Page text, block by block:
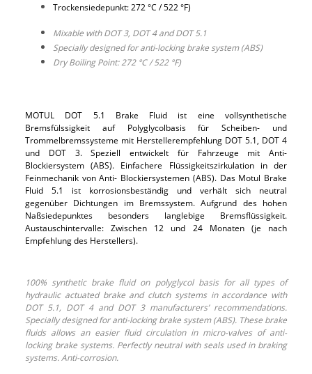
Trockensiedepunkt: 272 °C / 522 °F)
Mixable with DOT 3, DOT 4 and DOT 5.1
Specially designed for anti-locking brake system (ABS)
Dry Boiling Point: 272 °C / 522 °F)
MOTUL DOT 5.1 Brake Fluid ist eine vollsynthetische
Bremsfülssigkeit auf Polyglycolbasis für Scheiben- und
Trommelbremssysteme mit Herstellerempfehlung DOT 5.1, DOT 4
und DOT 3. Speziell entwickelt für Fahrzeuge mit Anti-
Blockiersystem (ABS). Einfachere Flüssigkeitszirkulation in der
Feinmechanik von Anti- Blockiersystemen (ABS). Das Motul Brake
Fluid 5.1 ist korrosionsbeständig und verhält sich neutral
gegenüber Dichtungen im Bremssystem. Aufgrund des hohen
Naßsiedepunktes besonders langlebige Bremsflüssigkeit.
Austauschintervalle: Zwischen 12 und 24 Monaten (je nach
Empfehlung des Herstellers).
100% synthetic brake fluid on polyglycol basis for all types of
hydraulic actuated brake and clutch systems in accordance with
DOT 5.1, DOT 4 and DOT 3 manufacturers’ recommendations.
Specially designed for anti-locking brake system (ABS). These brake
fluids allows an easier fluid circulation in micro-valves of anti-
locking brake systems. Perfectly neutral with seals used in braking
systems. Anti-corrosion.